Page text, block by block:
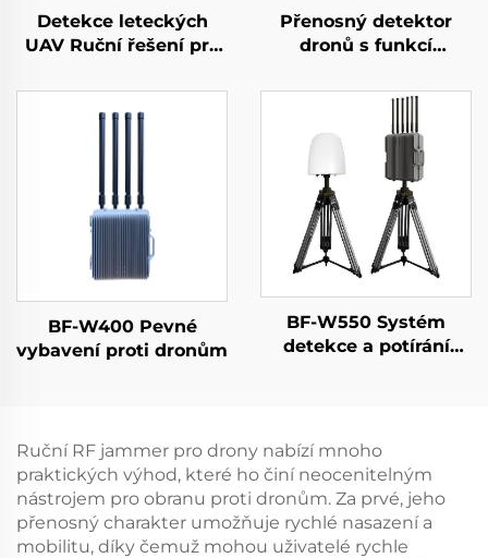
Detekce leteckých
UAV Ruční řešení pro
proti dronům
Přenosný detektor
dosahem pro FPV
Přenosný detektor
dronů s funkcí
BF-W400 Pevné
vybavení proti dronům
BF-W550 Systém
detekce a potírání
Ruční RF jammer pro drony nabízí mnoho
praktických výhod, které ho činí neocenitelným
nástrojem pro obranu proti dronům. Za prvé, jeho
přenosný charakter umožňuje rychlé nasazení a
mobilitu, díky čemuž mohou uživatelé rychle